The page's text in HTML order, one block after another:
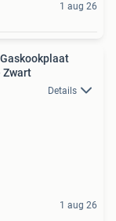
1 aug 26
Zwart
Details
1 aug 26